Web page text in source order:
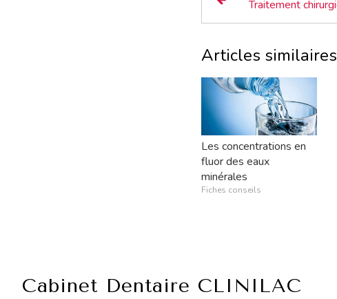
Articles similaires
Les concentrations en
fluor des eaux
minérales
Fiches conseils
Cabinet Dentaire CLINILAC